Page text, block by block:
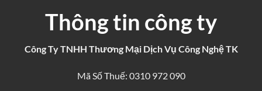
Thông tin công ty
Công Ty TNHH Thương Mại Dịch Vụ Công Nghệ TK
Mã Số Thuế: 0310 972 090